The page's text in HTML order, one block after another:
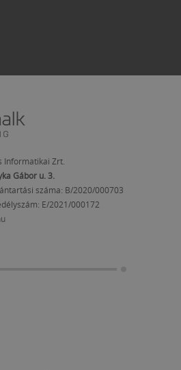
Informatikai Zrt.
Gábor u. 3.
száma: B/2020/000703
E/2021/000172